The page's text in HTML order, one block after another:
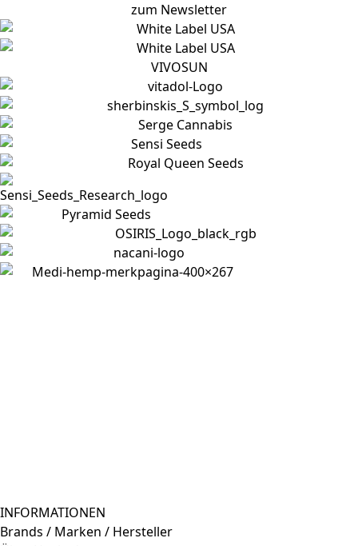
zum Newsletter
VIVOSUN
INFORMATIONEN
Brands / Marken / Hersteller